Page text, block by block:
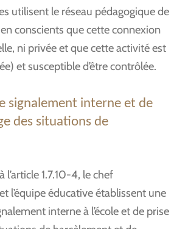
utilisent le réseau pédagogique de
conscients que cette connexion
ni privée et que cette activité est
et susceptible d’être contrôlée.
signalement interne et de
des situations de
1.7.10-4, le chef
l’équipe éducative établissent une
interne à l’école et de prise